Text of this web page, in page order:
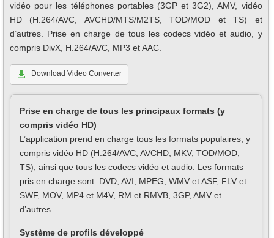
vidéo pour les téléphones portables (3GP et 3G2), AMV, vidéo
HD (H.264/AVC, AVCHD/MTS/M2TS, TOD/MOD et TS) et
d’autres. Prise en charge de tous les codecs vidéo et audio, y
compris DivX, H.264/AVC, MP3 et AAC.
Download Video Converter
Prise en charge de tous les principaux formats (y
compris vidéo HD)
L’application prend en charge tous les formats populaires, y
compris vidéo HD (H.264/AVC, AVCHD, MKV, TOD/MOD,
TS), ainsi que tous les codecs vidéo et audio. Les formats
pris en charge sont: DVD, AVI, MPEG, WMV et ASF, FLV et
SWF, MOV, MP4 et M4V, RM et RMVB, 3GP, AMV et
d’autres.
Système de profils développé